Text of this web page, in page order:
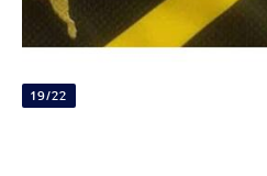
19/22